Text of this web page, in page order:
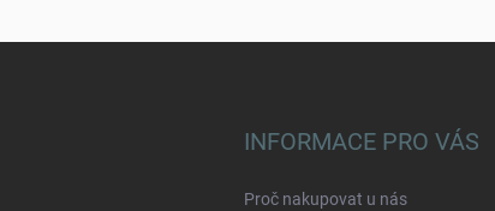
INFORMACE PRO VÁS
Proč nakupovat u nás